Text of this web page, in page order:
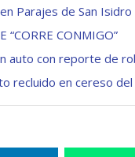
Parajes de San Isidro
“CORRE CONMIGO”
auto con reporte de
recluido en cereso